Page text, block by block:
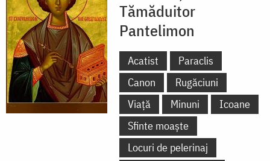
Tămăduitor
Pantelimon
Acatist
Paraclis
Canon
Rugăciuni
Viață
Minuni
Icoane
Sfinte moaște
Locuri de pelerinaj